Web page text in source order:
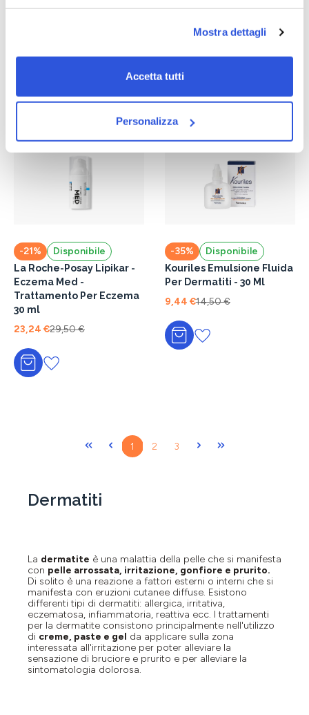
Mostra dettagli
Accetta tutti
Personalizza
Aggiungi al carrello
- Il trattamento idratante
tendenza allergica o
ultrasensibile, pelle da
Aggiungi al carrello
-21% Disponibile
La Roche-Posay Lipikar -
Eczema Med -
Trattamento Per Eczema
30 ml
23,24 €29,50 €
Aggiungi al carrello
-35% Disponibile
Kouriles Emulsione Fluida
Per Dermatiti - 30 Ml
9,44 €14,50 €
Aggiungi al carrello
Pagina
1 Pagina
2 Pagina
3
Dermatiti
La dermatite è una malattia della pelle che si manifesta
con pelle arrossata, irritazione, gonfiore e prurito.
Di solito è una reazione a fattori esterni o interni che si
manifesta con eruzioni cutanee diffuse. Esistono
differenti tipi di dermatiti: allergica, irritativa,
eczematosa, infiammatoria, reattiva ecc. I trattamenti
per la dermatite consistono principalmente nell'utilizzo
di creme, paste e gel da applicare sulla zona
interessata all'irritazione per poter alleviare la
sensazione di bruciore e prurito e per alleviare la
sintomatologia dolorosa.